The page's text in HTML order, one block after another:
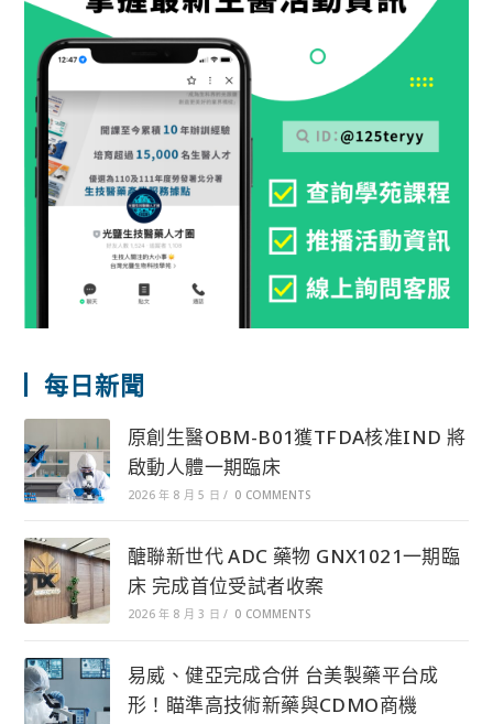
每日新聞
原創生醫OBM-B01獲TFDA核准IND 將
啟動人體一期臨床
2026 年 8 月 5 日 / 0 COMMENTS
醣聯新世代 ADC 藥物 GNX1021一期臨
床 完成首位受試者收案
2026 年 8 月 3 日 / 0 COMMENTS
易威、健亞完成合併 台美製藥平台成
形！瞄準高技術新藥與CDMO商機